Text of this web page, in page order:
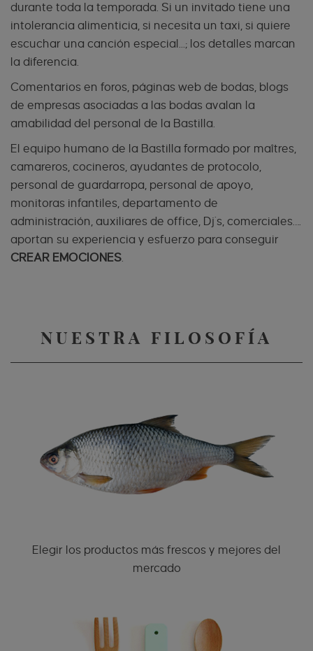
durante toda la temporada. Si un invitado tiene una
intolerancia alimenticia, si necesita un taxi, si quiere
escuchar una canción especial...; los detalles marcan
la diferencia.
Comentarios en foros, páginas web de bodas, blogs
de empresas asociadas a las bodas avalan la
amabilidad del personal de la Bastilla.
El equipo humano de la Bastilla formado por maîtres,
camareros, cocineros, ayudantes de protocolo,
personal de guardarropa, personal de apoyo,
monitoras infantiles, departamento de
administración, auxiliares de office, Dj´s, comerciales….
aportan su experiencia y esfuerzo para conseguir
CREAR EMOCIONES.
NUESTRA FILOSOFÍA
Elegir los productos más frescos y mejores del
mercado